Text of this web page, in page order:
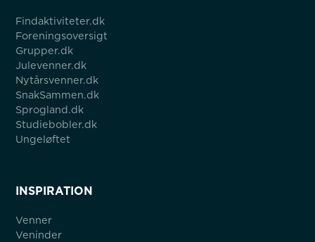
Findaktiviteter.dk
Foreningsoversigt
Grupper.dk
Julevenner.dk
Nytårsvenner.dk
SnakSammen.dk
Sprogland.dk
Studiebobler.dk
Ungeløftet
INSPIRATION
Venner
Veninder